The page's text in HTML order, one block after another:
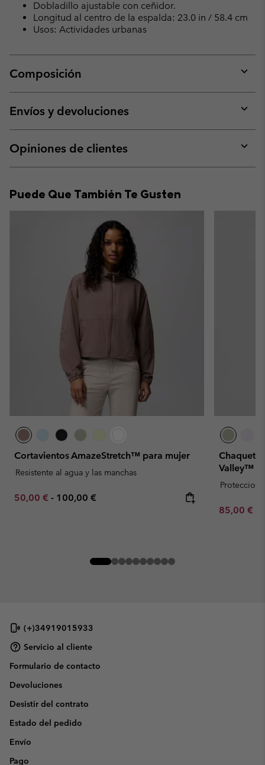
Dobladillo ajustable con ceñidor.
Longitud al centro de la espalda: 23.0 in / 58.4 cm
Usos: Actividades urbanas
Composición
or
Envíos y devoluciones
or
Opiniones de clientes
or
Puede Que También Te Gusten
Cortavientos AmazeStretch™ para mujer
Resistente al agua y las manchas
Minimum sale price:
50,00 € - Maximum price:
100,00 €
Chaqueta
Valley™
Proteccion
Minimum
85,00 €
(+)34919015933
Servicio al cliente
Formulario de contacto
Devoluciones
Desistir del contrato
Estado del pedido
Envío
Pago